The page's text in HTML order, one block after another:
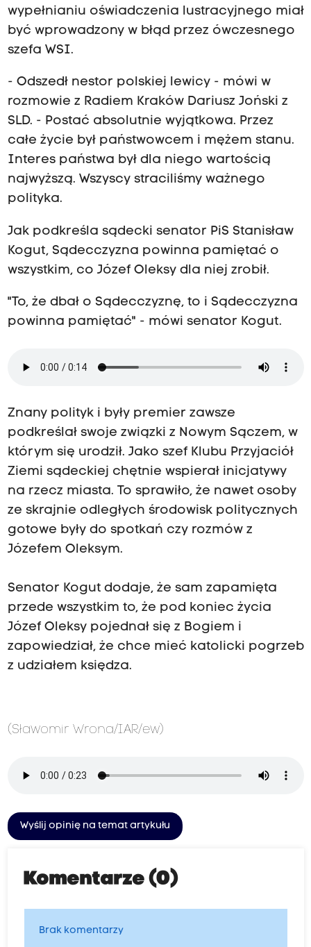
wypełnianiu oświadczenia lustracyjnego miał
być wprowadzony w błąd przez ówczesnego
szefa WSI.
- Odszedł nestor polskiej lewicy - mówi w
rozmowie z Radiem Kraków Dariusz Joński z
SLD. - Postać absolutnie wyjątkowa. Przez
całe życie był państwowcem i mężem stanu.
Interes państwa był dla niego wartością
najwyższą. Wszyscy straciliśmy ważnego
polityka.
Jak podkreśla sądecki senator PiS Stanisław
Kogut, Sądecczyzna powinna pamiętać o
wszystkim, co Józef Oleksy dla niej zrobił.
"To, że dbał o Sądecczyznę, to i Sądecczyzna
powinna pamiętać" - mówi senator Kogut.
Znany polityk i były premier zawsze
podkreślał swoje związki z Nowym Sączem, w
którym się urodził. Jako szef Klubu Przyjaciół
Ziemi sądeckiej chętnie wspierał inicjatywy
na rzecz miasta. To sprawiło, że nawet osoby
ze skrajnie odległych środowisk politycznych
gotowe były do spotkań czy rozmów z
Józefem Oleksym.
Senator Kogut dodaje, że sam zapamięta
przede wszystkim to, że pod koniec życia
Józef Oleksy pojednał się z Bogiem i
zapowiedział, że chce mieć katolicki pogrzeb
z udziałem księdza.
(Sławomir Wrona/IAR/ew)
Wyślij opinię na temat artykułu
Komentarze (0)
Brak komentarzy